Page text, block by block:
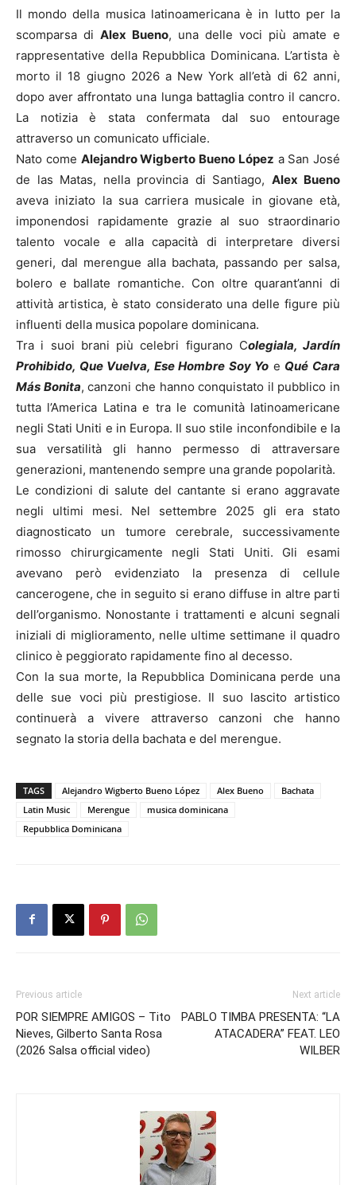
Il mondo della musica latinoamericana è in lutto per la
scomparsa di Alex Bueno, una delle voci più amate e
rappresentative della Repubblica Dominicana. L’artista è
morto il 18 giugno 2026 a New York all’età di 62 anni,
dopo aver affrontato una lunga battaglia contro il cancro.
La notizia è stata confermata dal suo entourage
attraverso un comunicato ufficiale.
Nato come Alejandro Wigberto Bueno López a San José
de las Matas, nella provincia di Santiago, Alex Bueno
aveva iniziato la sua carriera musicale in giovane età,
imponendosi rapidamente grazie al suo straordinario
talento vocale e alla capacità di interpretare diversi
generi, dal merengue alla bachata, passando per salsa,
bolero e ballate romantiche. Con oltre quarant’anni di
attività artistica, è stato considerato una delle figure più
influenti della musica popolare dominicana.
Tra i suoi brani più celebri figurano Colegiala, Jardín
Prohibido, Que Vuelva, Ese Hombre Soy Yo e Qué Cara
Más Bonita, canzoni che hanno conquistato il pubblico in
tutta l’America Latina e tra le comunità latinoamericane
negli Stati Uniti e in Europa. Il suo stile inconfondibile e la
sua versatilità gli hanno permesso di attraversare
generazioni, mantenendo sempre una grande popolarità.
Le condizioni di salute del cantante si erano aggravate
negli ultimi mesi. Nel settembre 2025 gli era stato
diagnosticato un tumore cerebrale, successivamente
rimosso chirurgicamente negli Stati Uniti. Gli esami
avevano però evidenziato la presenza di cellule
cancerogene, che in seguito si erano diffuse in altre parti
dell’organismo. Nonostante i trattamenti e alcuni segnali
iniziali di miglioramento, nelle ultime settimane il quadro
clinico è peggiorato rapidamente fino al decesso.
Con la sua morte, la Repubblica Dominicana perde una
delle sue voci più prestigiose. Il suo lascito artistico
continuerà a vivere attraverso canzoni che hanno
segnato la storia della bachata e del merengue.
TAGS Alejandro Wigberto Bueno López Alex Bueno
Bachata
Latin Music
Merengue
musica dominicana
Repubblica Dominicana
Previous article
POR SIEMPRE AMIGOS – Tito
Nieves, Gilberto Santa Rosa
(2026 Salsa official video)
Next article
PABLO TIMBA PRESENTA: “LA
ATACADERA” FEAT. LEO
WILBER